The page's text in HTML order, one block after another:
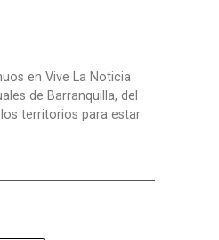
en Vive La Noticia
de Barranquilla, del
territorios para estar